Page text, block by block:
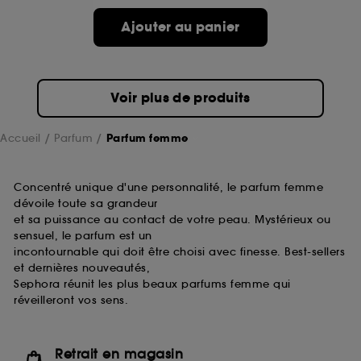
Ajouter au panier
Voir plus de produits
Accueil Parfum Parfum femme
Concentré unique d'une personnalité, le parfum femme
dévoile toute sa grandeur
et sa puissance au contact de votre peau. Mystérieux ou
sensuel, le parfum est un
incontournable qui doit être choisi avec finesse. Best-sellers
et dernières nouveautés,
Sephora réunit les plus beaux parfums femme qui
réveilleront vos sens.
Retrait en magasin
de ces cookies grâce au bouton "personnaliser mes
choix" ci-dessous ou décider de "tout accepter".
Sephora pourra associer les informations de
collectées ou générées lors de votre activité en ligne
ou en magasin. Pour refuser tous les cookies, cliques
sur "continuer sans accepter". Voous pouvez à tout
souhaitez obtenir plus d'information sur les cookies